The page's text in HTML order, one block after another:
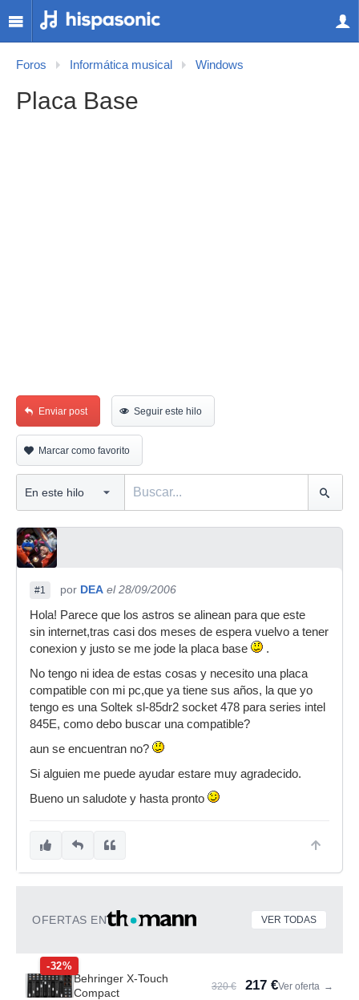
Foros Informática musical Windows
Placa Base
Enviar post Seguir este hilo
Marcar como favorito
#1 por DEA el 28/09/2006
Hola! Parece que los astros se alinean para que este
sin internet,tras casi dos meses de espera vuelvo a tener
conexion y justo se me jode la placa base
.
No tengo ni idea de estas cosas y necesito una placa
compatible con mi pc,que ya tiene sus años, la que yo
tengo es una Soltek sl-85dr2 socket 478 para series intel
845E, como debo buscar una compatible?
aun se encuentran no?
Si alguien me puede ayudar estare muy agradecido.
Bueno un saludote y hasta pronto
OFERTAS EN VER TODAS
-32%
Behringer X-Touch
Compact
320 € 217 €Ver oferta →